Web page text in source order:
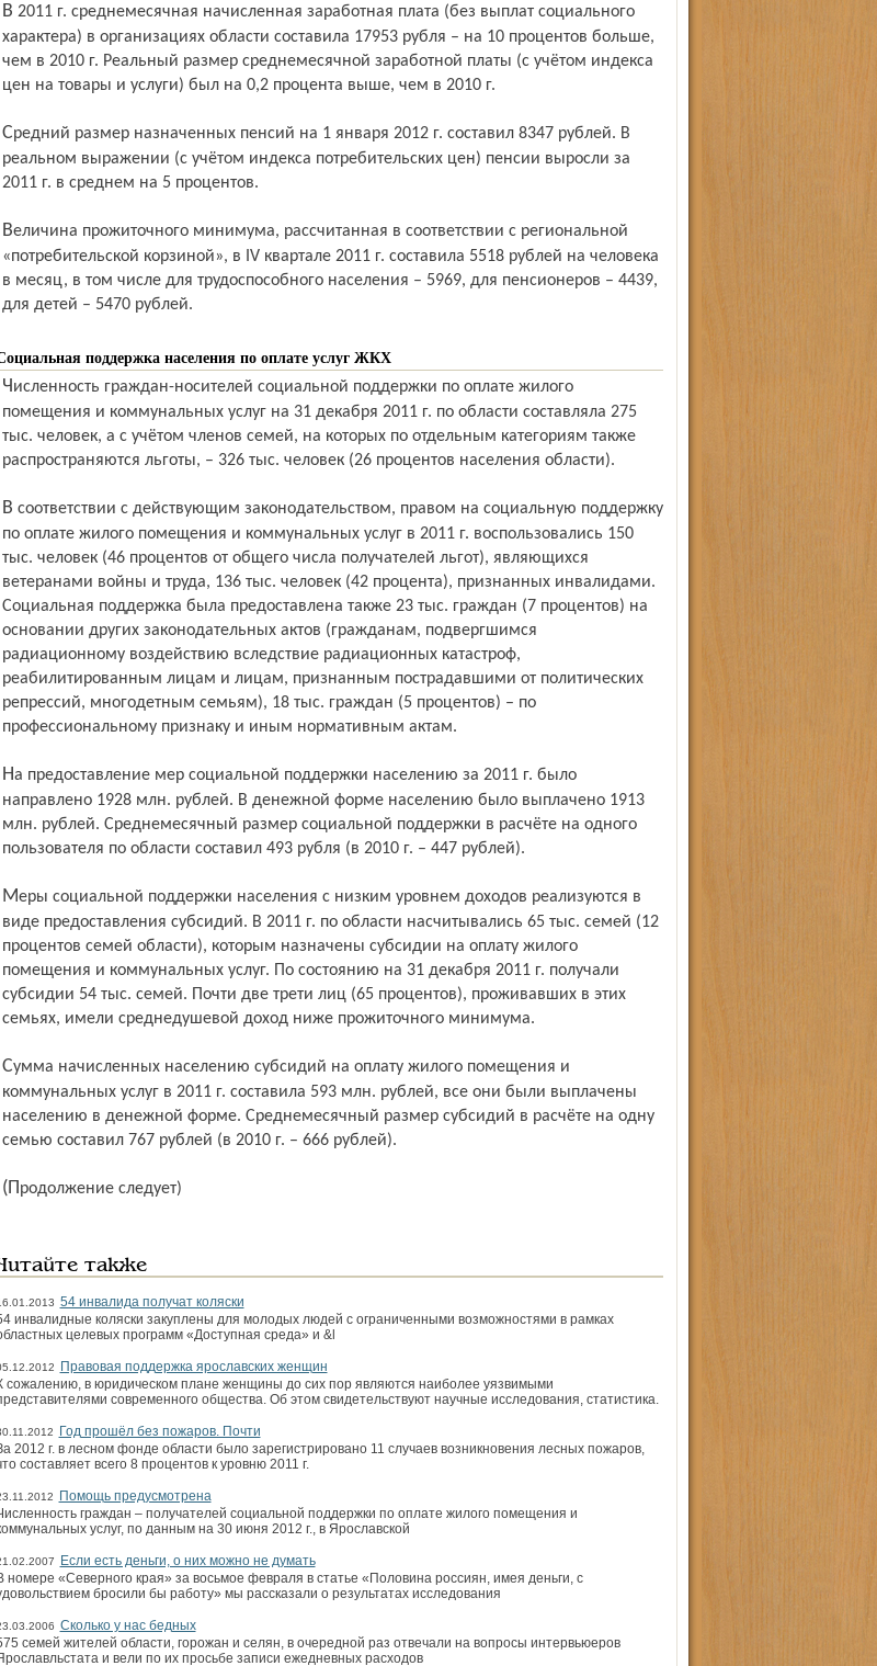
В 2011 г. среднемесячная начисленная заработная плата (без выплат социального
характера) в организациях области составила 17953 рубля – на 10 процентов больше,
чем в 2010 г. Реальный размер среднемесячной заработной платы (с учётом индекса
цен на товары и услуги) был на 0,2 процента выше, чем в 2010 г.
Средний размер назначенных пенсий на 1 января 2012 г. составил 8347 рублей. В
реальном выражении (с учётом индекса потребительских цен) пенсии выросли за
2011 г. в среднем на 5 процентов.
Величина прожиточного минимума, рассчитанная в соответствии с региональной
«потребительской корзиной», в IV квартале 2011 г. составила 5518 рублей на человека
в месяц, в том числе для трудоспособного населения – 5969, для пенсионеров – 4439,
для детей – 5470 рублей.
поддержка населения по оплате услуг ЖКХ
Численность граждан-носителей социальной поддержки по оплате жилого
помещения и коммунальных услуг на 31 декабря 2011 г. по области составляла 275
тыс. человек, а с учётом членов семей, на которых по отдельным категориям также
распространяются льготы, – 326 тыс. человек (26 процентов населения области).
В соответствии с действующим законодательством, правом на социальную поддержку
по оплате жилого помещения и коммунальных услуг в 2011 г. воспользовались 150
тыс. человек (46 процентов от общего числа получателей льгот), являющихся
ветеранами войны и труда, 136 тыс. человек (42 процента), признанных инвалидами.
Социальная поддержка была предоставлена также 23 тыс. граждан (7 процентов) на
основании других законодательных актов (гражданам, подвергшимся
радиационному воздействию вследствие радиационных катастроф,
реабилитированным лицам и лицам, признанным пострадавшими от политических
репрессий, многодетным семьям), 18 тыс. граждан (5 процентов) – по
профессиональному признаку и иным нормативным актам.
На предоставление мер социальной поддержки населению за 2011 г. было
направлено 1928 млн. рублей. В денежной форме населению было выплачено 1913
млн. рублей. Среднемесячный размер социальной поддержки в расчёте на одного
пользователя по области составил 493 рубля (в 2010 г. – 447 рублей).
Меры социальной поддержки населения с низким уровнем доходов реализуются в
виде предоставления субсидий. В 2011 г. по области насчитывались 65 тыс. семей (12
процентов семей области), которым назначены субсидии на оплату жилого
помещения и коммунальных услуг. По состоянию на 31 декабря 2011 г. получали
субсидии 54 тыс. семей. Почти две трети лиц (65 процентов), проживавших в этих
семьях, имели среднедушевой доход ниже прожиточного минимума.
Сумма начисленных населению субсидий на оплату жилого помещения и
коммунальных услуг в 2011 г. составила 593 млн. рублей, все они были выплачены
населению в денежной форме. Среднемесячный размер субсидий в расчёте на одну
семью составил 767 рублей (в 2010 г. – 666 рублей).
(Продолжение следует)
также
54 инвалида получат коляски
инвалидные коляски закуплены для молодых людей с ограниченными возможностями в рамках
целевых программ «Доступная среда» и &l
Правовая поддержка ярославских женщин
сожалению, в юридическом плане женщины до сих пор являются наиболее уязвимыми
современного общества. Об этом свидетельствуют научные исследования, статистика.
Год прошёл без пожаров. Почти
2012 г. в лесном фонде области было зарегистрировано 11 случаев возникновения лесных пожаров,
составляет всего 8 процентов к уровню 2011 г.
Помощь предусмотрена
граждан – получателей социальной поддержки по оплате жилого помещения и
услуг, по данным на 30 июня 2012 г.,­ в Ярославской
Если есть деньги, о них можно не думать
номере «Северного края» за восьмое февраля в статье «Половина россиян, имея деньги, с
бросили бы работу» мы рассказали о результатах исследования
Сколько у нас бедных
семей жителей области, горожан и селян, в очередной раз отвечали на вопросы интервьюеров
и вели по их просьбе записи ежедневных расходов